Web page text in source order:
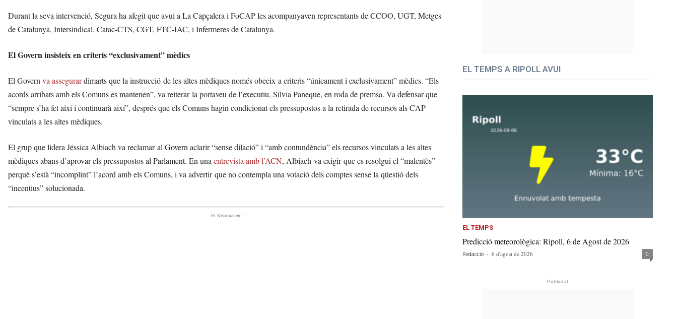
Durant la seva intervenció, Segura ha afegit que avui a La Capçalera i FoCAP les acompanyaven representants de CCOO, UGT, Metges
de Catalunya, Intersindical, Catac-CTS, CGT, FTC-IAC, i Infermeres de Catalunya.
El Govern insisteix en criteris “exclusivament” mèdics
El Govern va assegurardimarts que la instrucció de les altes mèdiques només obeeix a criteris “únicament i exclusivament” mèdics. “Els
acords arribats amb els Comuns es mantenen”, va reiterar la portaveu de l’executiu, Sílvia Paneque, en roda de premsa. Va defensar que
“sempre s’ha fet així i continuarà així”, després que els Comuns hagin condicionat els pressupostos a la retirada de recursos als CAP
vinculats a les altes mèdiques.
El grup que lidera Jéssica Albiach va reclamar al Govern aclarir “sense dilació” i “amb contundència” els recursos vinculats a les altes
mèdiques abans d’aprovar els pressupostos al Parlament. En una entrevista amb l’ACN, Albiach va exigir que es resolgui el “malentès”
perquè s’està “incomplint” l’acord amb els Comuns, i va advertir que no contempla una votació dels comptes sense la qüestió dels
“incentius” solucionada.
- Et Recomanem -
EL TEMPS A RIPOLL AVUI
EL TEMPS
Predicció meteorològica: Ripoll, 6 de Agost de 2026
Redacció - 6 d'agost de 2026 0
- Publicitat -